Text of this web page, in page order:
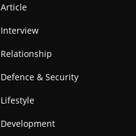
Article
Interview
Relationship
Defence & Security
Lifestyle
Development